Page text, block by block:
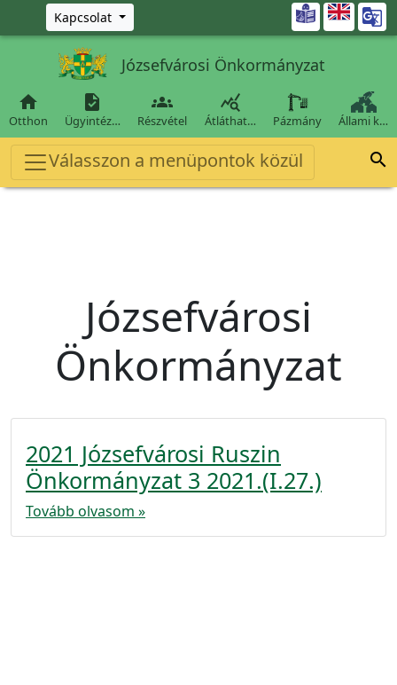
Ugrás a fő tartalomra
Kapcsolat 
Józsefvárosi Önkormányzat

Otthon

Ügyintéz…

Részvétel

Átláthat… Pázmány Állami k…
Válasszon a menüpontok közül 
Józsefvárosi
Önkormányzat
2021 Józsefvárosi Ruszin
Önkormányzat 3 2021.(I.27.)
Tovább olvasom »